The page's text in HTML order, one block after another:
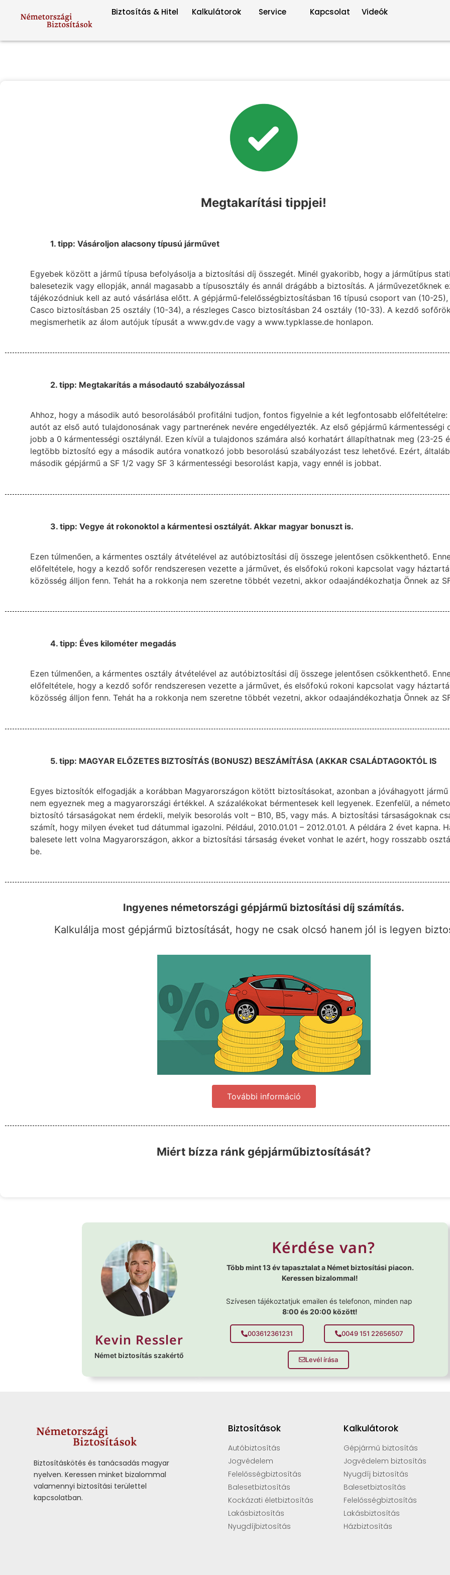
Biztosítás & Hitel Kalkulátorok Service Kapcsolat
Videók
Megtakarítási tippjei!
1. tipp: Vásároljon alacsony típusú járművet
Egyebek között a jármű típusa befolyásolja a biztosítási díj összegét. Minél gyakoribb, hogy a járműtípus
balesetezik vagy ellopják, annál magasabb a típusosztály és annál drágább a biztosítás. A járművezetőknek
tájékozódniuk kell az autó vásárlása előtt. A gépjármű-felelősségbiztosításban 16 típusú csoport van (10-
Casco biztosításban 25 osztály (10-34), a részleges Casco biztosításban 24 osztály (10-33). A kezdő
megismerhetik az álom autójuk típusát a www.gdv.de vagy a www.typklasse.de honlapon.
2. tipp: Megtakarítás a másodautó szabályozással
Ahhoz, hogy a második autó besorolásából profitálni tudjon, fontos figyelnie a két legfontosabb előfeltételre:
autót az első autó tulajdonosának vagy partnerének nevére engedélyezték. Az első gépjármű kármentességi
jobb a 0 kármentességi osztálynál. Ezen kívül a tulajdonos számára alsó korhatárt állapíthatnak meg (23-25
legtöbb biztosító egy a második autóra vonatkozó jobb besorolású szabályozást tesz lehetővé. Ezért,
második gépjármű a SF 1/2 vagy SF 3 kármentességi besorolást kapja, vagy ennél is jobbat.
3. tipp: Vegye át rokonoktol a kármentesi osztályát. Akkar magyar bonuszt is.
Ezen túlmenően, a kármentes osztály átvételével az autóbiztosítási díj összege jelentősen csökkenthető.
előfeltétele, hogy a kezdő sofőr rendszeresen vezette a járművet, és elsőfokú rokoni kapcsolat vagy
közösség álljon fenn. Tehát ha a rokkonja nem szeretne többét vezetni, akkor odaajándékozhatja Önnek az
4. tipp: Éves kilométer megadás
Ezen túlmenően, a kármentes osztály átvételével az autóbiztosítási díj összege jelentősen csökkenthető.
előfeltétele, hogy a kezdő sofőr rendszeresen vezette a járművet, és elsőfokú rokoni kapcsolat vagy
közösség álljon fenn. Tehát ha a rokkonja nem szeretne többét vezetni, akkor odaajándékozhatja Önnek az
5. tipp: MAGYAR ELŐZETES BIZTOSÍTÁS (BONUSZ) BESZÁMÍTÁSA (AKKAR CSALÁDTAGOKTÓL IS
Egyes biztosítók elfogadják a korábban Magyarországon kötött biztosításokat, azonban a jóváhagyott jármű
nem egyeznek meg a magyarországi értékkel. A százalékokat bérmentesek kell legyenek. Ezenfelül, a
biztosító társaságokat nem érdekli, melyik besorolás volt – B10, B5, vagy más. A biztosítási társaságoknak
számít, hogy milyen éveket tud dátummal igazolni. Például, 2010.01.01 – 2012.01.01. A példára 2 évet kapna.
balesete lett volna Magyarországon, akkor a biztosítási társaság éveket vonhat le azért, hogy rosszabb
be.
Ingyenes németországi gépjármű biztosítási díj számítás.
Kalkulálja most gépjármű biztosítását, hogy ne csak olcsó hanem jól is legyen
További információ
Miért bízza ránk gépjárműbiztosítását?
Kevin Ressler
Német biztosítás szakértő
Kérdése van?
Több mint 13 év tapasztalat a Német biztosítási piacon.
Keressen bizalommal!
Szívesen tájékoztatjuk emailen és telefonon, minden nap
8:00 és 20:00 között!
003612361231 0049 151 22656507
Levél írása
Biztosításkötés és tanácsadás magyar
nyelven.Keressen minket bizalommal
valamennyi biztosítási területtel
kapcsolatban.
Biztosítások
Autóbiztosítás
Jogvédelem
Felelősségbiztosítás
Balesetbiztosítás
Kockázati életbiztosítás
Lakásbiztosítás
Nyugdíjbiztosítás
Kalkulátorok
Gépjármű biztosítás
Jogvédelem biztosítás
Nyugdíj biztosítás
Balesetbiztosítás
Felelősségbiztosítás
Lakásbiztosítás
Házbiztosítás